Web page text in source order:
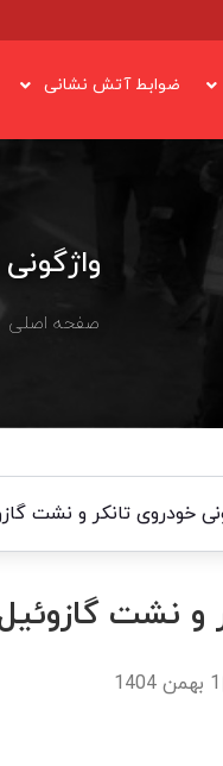
ضوابط آتش نشانی
صفحه اصلی
خودروی تانکر و نشت
و نشت
1 بهمن 1404